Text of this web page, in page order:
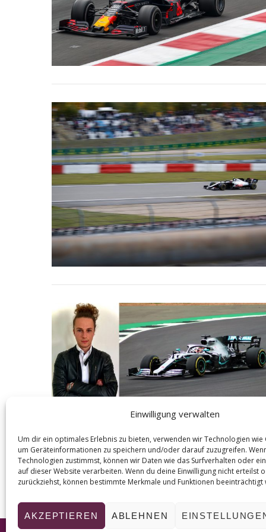
Einwilligung verwalten
Um dir ein optimales Erlebnis zu bieten, verwenden wir Technologien wie
um Geräteinformationen zu speichern und/oder darauf zuzugreifen.
Technologien zustimmst, können wir Daten wie das Surfverhalten oder
auf dieser Website verarbeiten. Wenn du deine Einwilligung nicht erteilst
zurückziehst, können bestimmte Merkmale und Funktionen beeinträchtigt
AKZEPTIEREN ABLEHNEN